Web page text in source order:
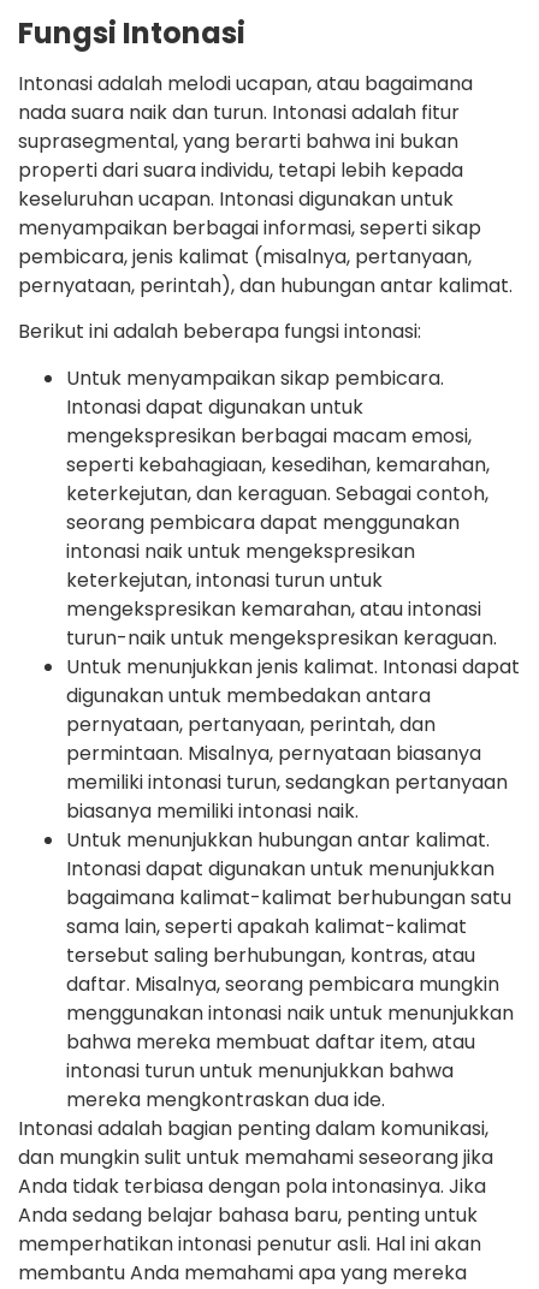
Fungsi Intonasi
Intonasi adalah melodi ucapan, atau bagaimana
nada suara naik dan turun. Intonasi adalah fitur
suprasegmental, yang berarti bahwa ini bukan
properti dari suara individu, tetapi lebih kepada
keseluruhan ucapan. Intonasi digunakan untuk
menyampaikan berbagai informasi, seperti sikap
pembicara, jenis kalimat (misalnya, pertanyaan,
pernyataan, perintah), dan hubungan antar kalimat.
Berikut ini adalah beberapa fungsi intonasi:
Untuk menyampaikan sikap pembicara.
Intonasi dapat digunakan untuk
mengekspresikan berbagai macam emosi,
seperti kebahagiaan, kesedihan, kemarahan,
keterkejutan, dan keraguan. Sebagai contoh,
seorang pembicara dapat menggunakan
intonasi naik untuk mengekspresikan
keterkejutan, intonasi turun untuk
mengekspresikan kemarahan, atau intonasi
turun-naik untuk mengekspresikan keraguan.
Untuk menunjukkan jenis kalimat. Intonasi dapat
digunakan untuk membedakan antara
pernyataan, pertanyaan, perintah, dan
permintaan. Misalnya, pernyataan biasanya
memiliki intonasi turun, sedangkan pertanyaan
biasanya memiliki intonasi naik.
Untuk menunjukkan hubungan antar kalimat.
Intonasi dapat digunakan untuk menunjukkan
bagaimana kalimat-kalimat berhubungan satu
sama lain, seperti apakah kalimat-kalimat
tersebut saling berhubungan, kontras, atau
daftar. Misalnya, seorang pembicara mungkin
menggunakan intonasi naik untuk menunjukkan
bahwa mereka membuat daftar item, atau
intonasi turun untuk menunjukkan bahwa
mereka mengkontraskan dua ide.
Intonasi adalah bagian penting dalam komunikasi,
dan mungkin sulit untuk memahami seseorang jika
Anda tidak terbiasa dengan pola intonasinya. Jika
Anda sedang belajar bahasa baru, penting untuk
memperhatikan intonasi penutur asli. Hal ini akan
membantu Anda memahami apa yang mereka